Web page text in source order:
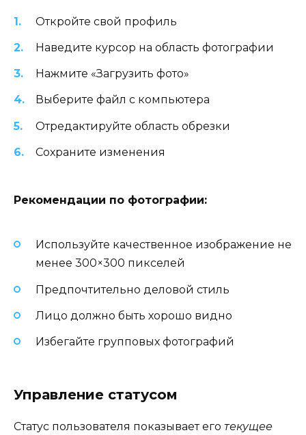
Откройте свой профиль
Наведите курсор на область фотографии
Нажмите «Загрузить фото»
Выберите файл с компьютера
Отредактируйте область обрезки
Сохраните изменения
Рекомендации по фотографии:
Используйте качественное изображение не
менее 300×300 пикселей
Предпочтительно деловой стиль
Лицо должно быть хорошо видно
Избегайте групповых фотографий
Управление статусом
Статус пользователя показывает его текущее